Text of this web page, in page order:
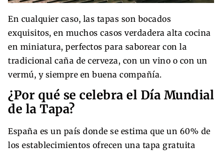
En cualquier caso, las tapas son bocados
exquisitos, en muchos casos verdadera alta cocina
en miniatura, perfectos para saborear con la
tradicional caña de cerveza, con un vino o con un
vermú, y siempre en buena compañía.
¿Por qué se celebra el Día Mundial
de la Tapa?
España es un país donde se estima que un 60% de
los establecimientos ofrecen una tapa gratuita